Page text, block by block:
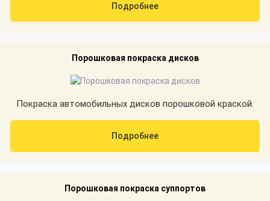
Подробнее
Порошковая покраска дисков
Покраска автомобильных дисков порошковой краской.
Подробнее
Порошковая покраска суппортов